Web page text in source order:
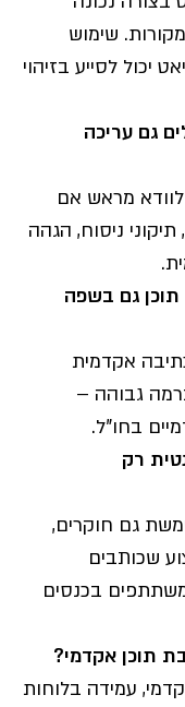
שימוש
יכול לסייע בזיהוי
גם עריכה
מראש אם
ניסוח, הגהה
גם בשפה
אקדמית
גבוהה –
בחו"ל.
רק
גם חוקרים,
שכותבים
בכנסים
תוכן אקדמי?
עמידה בלוחות